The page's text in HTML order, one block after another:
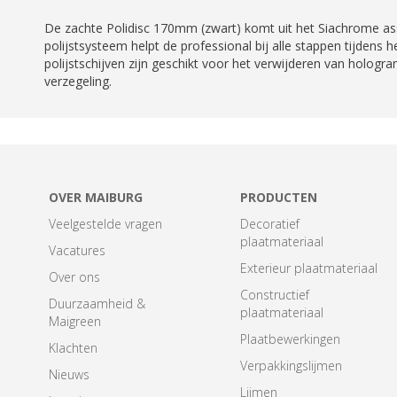
De zachte Polidisc 170mm (zwart) komt uit het Siachrome
polijstsysteem helpt de professional bij alle stappen tijdens
polijstschijven zijn geschikt voor het verwijderen van
verzegeling.
OVER MAIBURG
Veelgestelde vragen
Vacatures
Over ons
Duurzaamheid &
Maigreen
Klachten
Nieuws
PRODUCTEN
Decoratief
plaatmateriaal
Exterieur plaatmateriaal
Constructief
plaatmateriaal
Plaatbewerkingen
Verpakkingslijmen
Lijmen